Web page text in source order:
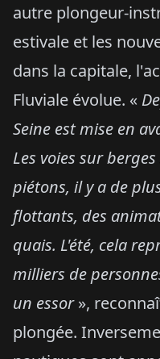
autre plongeur-
estivale et les
dans la capitale,
Fluviale évolue. «
Seine est mise en
Les voies sur
piétons, il y a de
flottants, des
quais. L'été, cela
milliers de
un essor»,
plongée.